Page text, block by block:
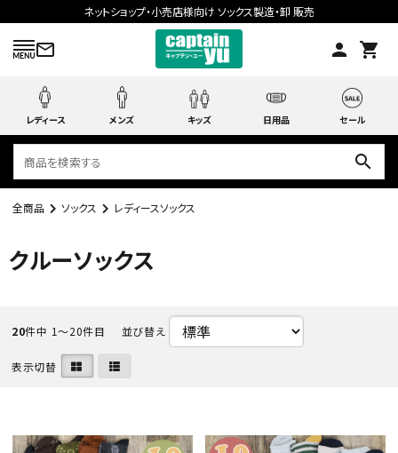
ネットショップ・小売店様向け ソックス製造・卸 販売
mail_outline person shopping_cart
レディース メンズ キッズ 日用品 セール
search
meeting_room ログイン
全商品 ソックス レディースソックス
クルーソックス
20件中 1〜20件目 並び替え
表示切替